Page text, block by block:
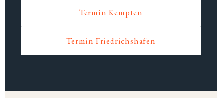
Termin Kempten
Termin Friedrichshafen